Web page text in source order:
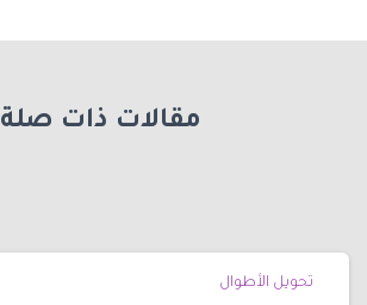
مقالات ذات صلة
تحويل الأطوال